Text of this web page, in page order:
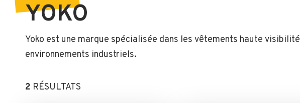
YOKO
Yoko est une marque spécialisée dans les vêtements haute
environnements industriels.
2 RÉSULTATS